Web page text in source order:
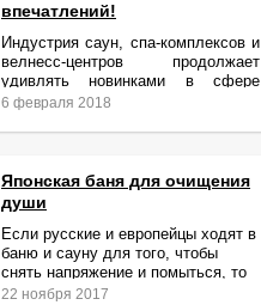
впечатлений!
Индустрия саун, спа-комплексов и
велнесс-центров продолжает
удивлять новинками в сфере
релаксации и ухода за телом.
6 февраля 2018
Японская баня для очищения
души
Если русские и европейцы ходят в
баню и сауну для того, чтобы
снять напряжение и помыться, то
жители Японии идут туда за
22 ноября 2017